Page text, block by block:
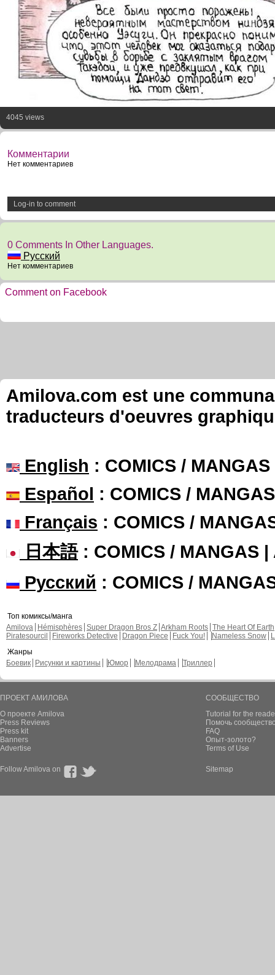
4045 views
Комментарии
Нет комментариев
Log-in to comment
0 Comments In Other Languages.
Русский
Нет комментариев
Comment on Facebook
Amilova.com est une
traducteurs d'oeuvres
English : COMICS /
Español : COMICS /
Français : COMICS /
日本語: COMICS / MANGAS |
Русский : COMICS /
Топ комиксы/манга
Amilova
Hémisphères Super Dragon Bros Z Arkham Roots The Heart Of Earth
Piratesourcil
Fireworks Detective Dragon Piece Fuck You! Nameless Snow
Жанры
Боевик
Рисунки и картины Юмор Мелодрама Триллер
ПРОЕКТ АМИЛОВА
О проекте Amilova
Press Reviews
Press kit
Banners
Advertise
СООБЩЕСТВО
Tutorial for the
Помочь
FAQ
Опыт-золото?
Terms of Use
Follow Amilova on Sitemap